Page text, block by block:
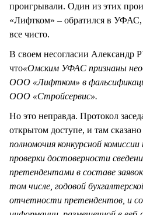
проигрывали. Один из этих
«Лифтком» – обратился в УФАС,
все чисто.
В своем несогласии Александр
что«Омским УФАС признаны
ООО «Лифтком» в
ООО «Стройсервис».
Но это неправда. Протокол
открытом доступе, и там
полномочия конкурсной
проверки достоверности
претендентами в составе
том числе, годовой
отчетности претендентов, и